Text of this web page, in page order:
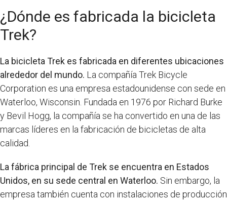
¿Dónde es fabricada la bicicleta
Trek?
La bicicleta Trek es fabricada en diferentes ubicaciones
alrededor del mundo. La compañía Trek Bicycle
Corporation es una empresa estadounidense con sede en
Waterloo, Wisconsin. Fundada en 1976 por Richard Burke
y Bevil Hogg, la compañía se ha convertido en una de las
marcas líderes en la fabricación de bicicletas de alta
calidad.
La fábrica principal de Trek se encuentra en Estados
Unidos, en su sede central en Waterloo. Sin embargo, la
empresa también cuenta con instalaciones de producción